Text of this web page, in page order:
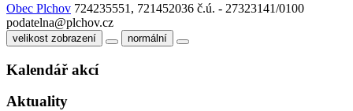
Obec Plchov 724235551, 721452036 č.ú. - 27323141/0100
podatelna@plchov.cz
velikost zobrazení normální
Kalendář akcí
Aktuality